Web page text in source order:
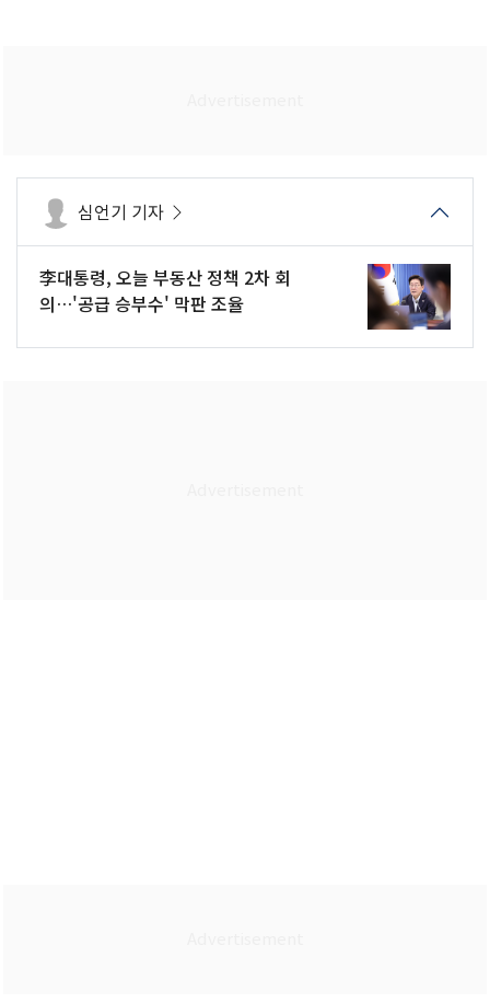
심언기 기자
李대통령, 오늘 부동산 정책 2차 회
의…'공급 승부수' 막판 조율